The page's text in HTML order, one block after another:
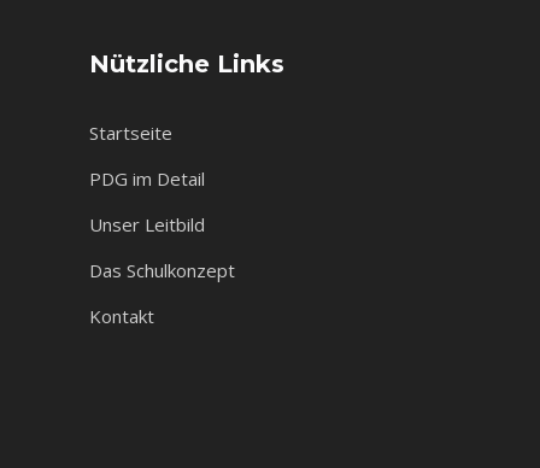
Nützliche Links
Startseite
PDG im Detail
Unser Leitbild
Das Schulkonzept
Kontakt